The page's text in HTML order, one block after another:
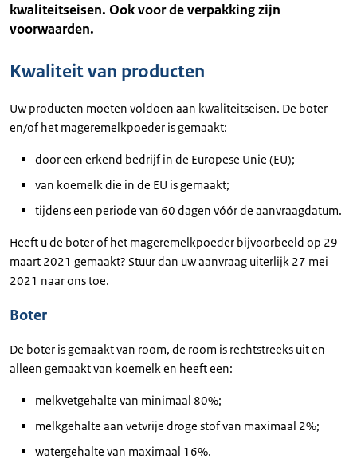
kwaliteitseisen. Ook voor de verpakking zijn
voorwaarden.
Kwaliteit van producten
Uw producten moeten voldoen aan kwaliteitseisen. De boter
en/of het mageremelkpoeder is gemaakt:
door een erkend bedrijf in de Europese Unie (EU);
van koemelk die in de EU is gemaakt;
tijdens een periode van 60 dagen vóór de aanvraagdatum.
Heeft u de boter of het mageremelkpoeder bijvoorbeeld op 29
maart 2021 gemaakt? Stuur dan uw aanvraag uiterlijk 27 mei
2021 naar ons toe.
Boter
De boter is gemaakt van room, de room is rechtstreeks uit en
alleen gemaakt van koemelk en heeft een:
melkvetgehalte van minimaal 80%;
melkgehalte aan vetvrije droge stof van maximaal 2%;
watergehalte van maximaal 16%.